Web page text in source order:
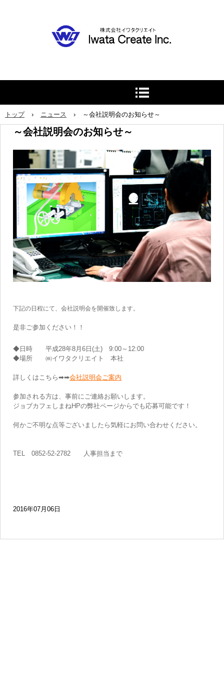
トップ › ニュース › ～会社説明会のお知らせ～
～会社説明会のお知らせ～
下記の日程にて、会社説明会を開催致します。
是非ご参加ください！！
◆日時 平成28年8月6日(土) 9:00～12:00
◆場所 ㈱イワタクリエイト 本社
詳しくはこちら➡➡会社説明会ご案内
参加される方は、事前にご連絡お願いします。
ジョブカフェしまねHPの弊社ページからでも応募可能です！
何かご不明な点等ございましたら気軽にお問い合わせください。
TEL 0852-52-2782 人事担当まで
2016年07月06日